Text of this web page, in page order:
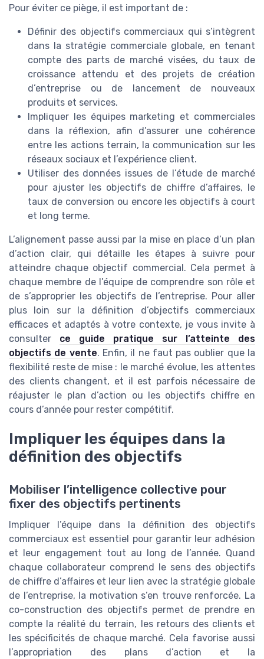
Pour éviter ce piège, il est important de :
Définir des objectifs commerciaux qui s’intègrent
dans la stratégie commerciale globale, en tenant
compte des parts de marché visées, du taux de
croissance attendu et des projets de création
d’entreprise ou de lancement de nouveaux
produits et services.
Impliquer les équipes marketing et commerciales
dans la réflexion, afin d’assurer une cohérence
entre les actions terrain, la communication sur les
réseaux sociaux et l’expérience client.
Utiliser des données issues de l’étude de marché
pour ajuster les objectifs de chiffre d’affaires, le
taux de conversion ou encore les objectifs à court
et long terme.
L’alignement passe aussi par la mise en place d’un plan
d’action clair, qui détaille les étapes à suivre pour
atteindre chaque objectif commercial. Cela permet à
chaque membre de l’équipe de comprendre son rôle et
de s’approprier les objectifs de l’entreprise. Pour aller
plus loin sur la définition d’objectifs commerciaux
efficaces et adaptés à votre contexte, je vous invite à
consulter ce guide pratique sur l’atteinte des
objectifs de vente. Enfin, il ne faut pas oublier que la
flexibilité reste de mise : le marché évolue, les attentes
des clients changent, et il est parfois nécessaire de
réajuster le plan d’action ou les objectifs chiffre en
cours d’année pour rester compétitif.
Impliquer les équipes dans la
définition des objectifs
Mobiliser l’intelligence collective pour
fixer des objectifs pertinents
Impliquer l’équipe dans la définition des objectifs
commerciaux est essentiel pour garantir leur adhésion
et leur engagement tout au long de l’année. Quand
chaque collaborateur comprend le sens des objectifs
de chiffre d’affaires et leur lien avec la stratégie globale
de l’entreprise, la motivation s’en trouve renforcée. La
co-construction des objectifs permet de prendre en
compte la réalité du terrain, les retours des clients et
les spécificités de chaque marché. Cela favorise aussi
l’appropriation des plans d’action et la